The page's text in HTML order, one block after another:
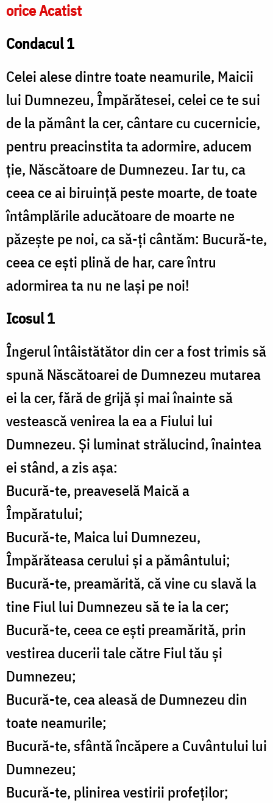
orice Acatist
Condacul 1
Celei alese dintre toate neamurile, Maicii
lui Dumnezeu, Împărătesei, celei ce te sui
de la pământ la cer, cântare cu cucernicie,
pentru preacinstita ta adormire, aducem
ţie, Născătoare de Dumnezeu. Iar tu, ca
ceea ce ai biruinţă peste moarte, de toate
întâmplările aducătoare de moarte ne
păzeşte pe noi, ca să-ţi cântăm: Bucură-te,
ceea ce eşti plină de har, care întru
adormirea ta nu ne laşi pe noi!
Icosul 1
Îngerul întâistătător din cer a fost trimis să
spună Născătoarei de Dumnezeu mutarea
ei la cer, fără de grijă şi mai înainte să
vestească venirea la ea a Fiului lui
Dumnezeu. Şi luminat strălucind, înaintea
ei stând, a zis aşa:
Bucură-te, preaveselă Maică a
Împăratului;
Bucură-te, Maica lui Dumnezeu,
Împărăteasa cerului şi a pământului;
Bucură-te, preamărită, că vine cu slavă la
tine Fiul lui Dumnezeu să te ia la cer;
Bucură-te, ceea ce eşti preamărită, prin
vestirea ducerii tale către Fiul tău şi
Dumnezeu;
Bucură-te, cea aleasă de Dumnezeu din
toate neamurile;
Bucură-te, sfântă încăpere a Cuvântului lui
Dumnezeu;
Bucură-te, plinirea vestirii profeţilor;